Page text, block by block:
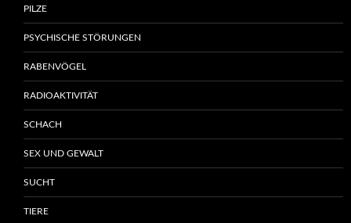
PILZE
PSYCHISCHE STÖRUNGEN
RABENVÖGEL
RADIOAKTIVITÄT
SCHACH
SEX UND GEWALT
SUCHT
TIERE